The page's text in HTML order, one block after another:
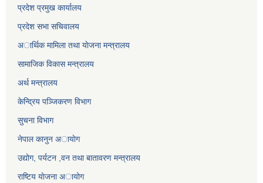
प्रदेश प्रमुख कार्यालय
प्रदेश सभा सचिवालय
अार्थिक मामिला तथा याेजना मन्त्रालय
सामाजिक विकास मन्त्रालय
अर्थ मन्त्रालय
केन्द्रिय पञ्जिकरण विभाग
सुचना विभाग
नेपाल कानुन अायाेग
उद्योग, पर्यटन ,वन तथा बातावरण मन्त्रालय
राष्टिय याेजना अायोग